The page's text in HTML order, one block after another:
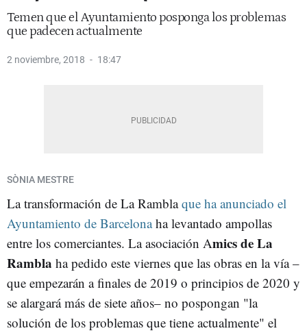
Temen que el Ayuntamiento posponga los problemas
que padecen actualmente
2 noviembre, 2018 18:47
SÒNIA MESTRE
La transformación de La Ramblaque ha anunciado el
Ayuntamiento de Barcelonaha levantado ampollas
entre los comerciantes. La asociación Amics de La
Rambla ha pedido este viernes que las obras en la vía –
que empezarán a finales de 2019 o principios de 2020 y
se alargará más de siete años– no pospongan "la
solución de los problemas que tiene actualmente" el